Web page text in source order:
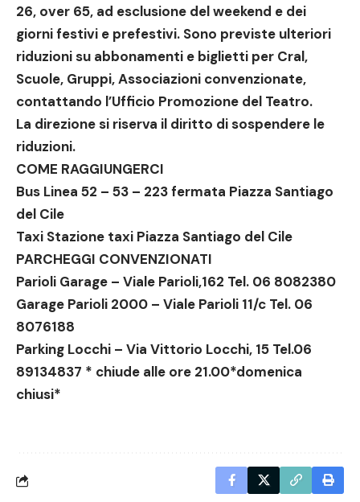
26, over 65, ad esclusione del weekend e dei
giorni festivi e prefestivi. Sono previste ulteriori
riduzioni su abbonamenti e biglietti per Cral,
Scuole, Gruppi, Associazioni convenzionate,
contattando l’Ufficio Promozione del Teatro.
La direzione si riserva il diritto di sospendere le
riduzioni.
COME RAGGIUNGERCI
Bus Linea 52 – 53 – 223 fermata Piazza Santiago
del Cile
Taxi Stazione taxi Piazza Santiago del Cile
PARCHEGGI CONVENZIONATI
Parioli Garage – Viale Parioli,162 Tel. 06 8082380
Garage Parioli 2000 – Viale Parioli 11/c Tel. 06
8076188
Parking Locchi – Via Vittorio Locchi, 15 Tel.06
89134837 * chiude alle ore 21.00*domenica
chiusi*